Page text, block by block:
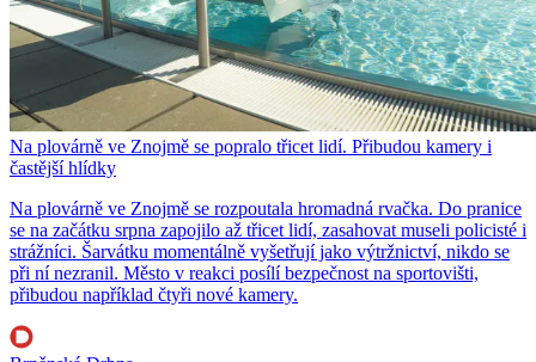
Na plovárně ve Znojmě se popralo třicet lidí. Přibudou kamery i
častější hlídky
Na plovárně ve Znojmě se rozpoutala hromadná rvačka. Do pranice
se na začátku srpna zapojilo až třicet lidí, zasahovat museli policisté i
strážníci. Šarvátku momentálně vyšetřují jako výtržnictví, nikdo se
při ní nezranil. Město v reakci posílí bezpečnost na sportovišti,
přibudou například čtyři nové kamery.